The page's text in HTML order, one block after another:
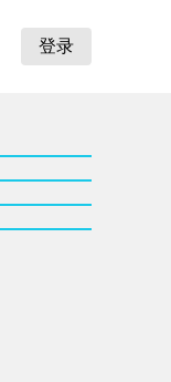
登录